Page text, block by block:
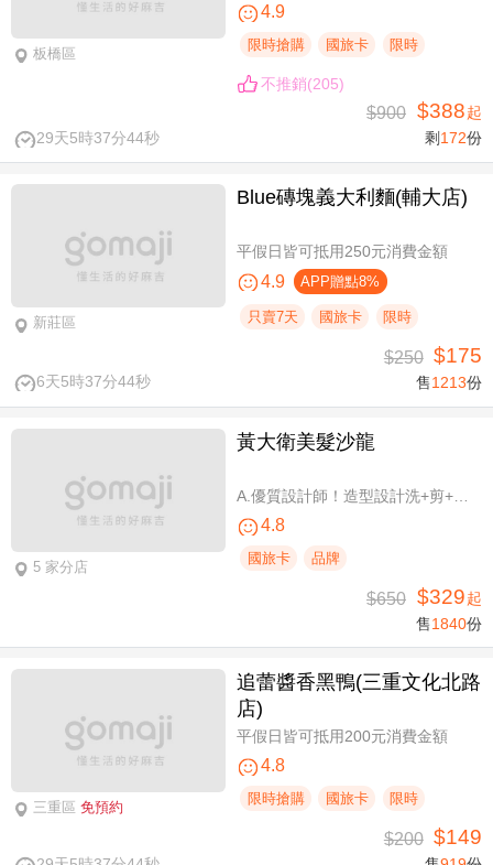
板橋區
4.9
限時搶購 國旅卡 限時
不推銷(205)
29天5時37分43秒
$900 $388起
剩 172份
新莊區
Blue磚塊義大利麵(輔大店)
平假日皆可抵用250元消費金額
4.9 APP贈點8%
只賣7天 國旅卡 限時
6天5時37分43秒
$250 $175
售1213份
5 家分店
黃大衛美髮沙龍
4.8
國旅卡 品牌
$650 $329起
售1840份
三重區 免預約
追蕾醬香黑鴨(三重文化北路
店)
平假日皆可抵用200元消費金額
4.8
限時搶購 國旅卡 限時
$200 $149